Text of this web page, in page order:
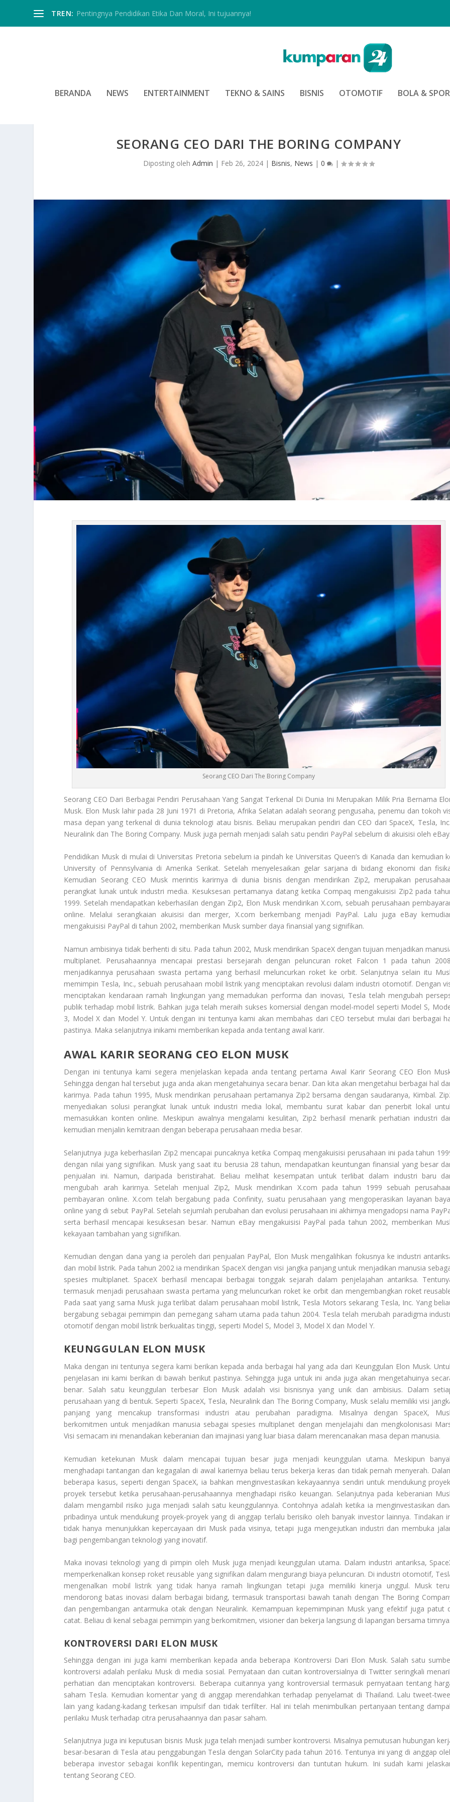
TREN: Pentingnya Pendidikan Etika Dan Moral, Ini tujuannya!
BERANDA NEWS ENTERTAINMENT TEKNO & SAINS BISNIS OTOMOTIF BOLA &
SEORANG CEO DARI THE BORING COMPANY
Diposting oleh Admin | Feb 26, 2024| Bisnis, News | 0 |
Seorang CEO Dari The Boring Company
Seorang CEO Dari Berbagai Pendiri Perusahaan Yang Sangat Terkenal Di Dunia Ini Merupakan Milik Pria Bernama
Musk. Elon Musk lahir pada 28 Juni 1971 di Pretoria, Afrika Selatan adalah seorang pengusaha, penemu dan tokoh
masa depan yang terkenal di dunia teknologi atau bisnis. Beliau merupakan pendiri dan CEO dari SpaceX, Tesla,
Neuralink dan The Boring Company. Musk juga pernah menjadi salah satu pendiri PayPal sebelum di akuisisi oleh eBay.
Pendidikan Musk di mulai di Universitas Pretoria sebelum ia pindah ke Universitas Queen’s di Kanada dan kemudian
University of Pennsylvania di Amerika Serikat. Setelah menyelesaikan gelar sarjana di bidang ekonomi dan
Kemudian Seorang CEO Musk merintis karirnya di dunia bisnis dengan mendirikan Zip2, merupakan
perangkat lunak untuk industri media. Kesuksesan pertamanya datang ketika Compaq mengakuisisi Zip2 pada
1999. Setelah mendapatkan keberhasilan dengan Zip2, Elon Musk mendirikan X.com, sebuah perusahaan
online. Melalui serangkaian akuisisi dan merger, X.com berkembang menjadi PayPal. Lalu juga eBay
mengakuisisi PayPal di tahun 2002, memberikan Musk sumber daya finansial yang signifikan.
Namun ambisinya tidak berhenti di situ. Pada tahun 2002, Musk mendirikan SpaceX dengan tujuan menjadikan
multiplanet. Perusahaannya mencapai prestasi bersejarah dengan peluncuran roket Falcon 1 pada tahun
menjadikannya perusahaan swasta pertama yang berhasil meluncurkan roket ke orbit. Selanjutnya selain itu
memimpin Tesla, Inc., sebuah perusahaan mobil listrik yang menciptakan revolusi dalam industri otomotif. Dengan
menciptakan kendaraan ramah lingkungan yang memadukan performa dan inovasi, Tesla telah mengubah
publik terhadap mobil listrik. Bahkan juga telah meraih sukses komersial dengan model-model seperti Model S,
3, Model X dan Model Y. Untuk dengan ini tentunya kami akan membahas dari CEO tersebut mulai dari berbagai
pastinya. Maka selanjutnya inikami memberikan kepada anda tentang awal karir.
AWAL KARIR SEORANG CEO ELON MUSK
Dengan ini tentunya kami segera menjelaskan kepada anda tentang pertama Awal Karir Seorang CEO Elon
Sehingga dengan hal tersebut juga anda akan mengetahuinya secara benar. Dan kita akan mengetahui berbagai hal
karirnya. Pada tahun 1995, Musk mendirikan perusahaan pertamanya Zip2 bersama dengan saudaranya, Kimbal.
menyediakan solusi perangkat lunak untuk industri media lokal, membantu surat kabar dan penerbit lokal
memasukkan konten online. Meskipun awalnya mengalami kesulitan, Zip2 berhasil menarik perhatian industri
kemudian menjalin kemitraan dengan beberapa perusahaan media besar.
Selanjutnya juga keberhasilan Zip2 mencapai puncaknya ketika Compaq mengakuisisi perusahaan ini pada tahun
dengan nilai yang signifikan. Musk yang saat itu berusia 28 tahun, mendapatkan keuntungan finansial yang besar
penjualan ini. Namun, daripada beristirahat. Beliau melihat kesempatan untuk terlibat dalam industri baru
mengubah arah karirnya. Setelah menjual Zip2, Musk mendirikan X.com pada tahun 1999 sebuah
pembayaran online. X.com telah bergabung pada Confinity, suatu perusahaan yang mengoperasikan layanan
online yang di sebut PayPal. Setelah sejumlah perubahan dan evolusi perusahaan ini akhirnya mengadopsi nama
serta berhasil mencapai kesuksesan besar. Namun eBay mengakuisisi PayPal pada tahun 2002, memberikan
kekayaan tambahan yang signifikan.
Kemudian dengan dana yang ia peroleh dari penjualan PayPal, Elon Musk mengalihkan fokusnya ke industri
dan mobil listrik. Pada tahun 2002 ia mendirikan SpaceX dengan visi jangka panjang untuk menjadikan manusia
spesies multiplanet. SpaceX berhasil mencapai berbagai tonggak sejarah dalam penjelajahan antariksa.
termasuk menjadi perusahaan swasta pertama yang meluncurkan roket ke orbit dan mengembangkan roket
Pada saat yang sama Musk juga terlibat dalam perusahaan mobil listrik, Tesla Motors sekarang Tesla, Inc. Yang
bergabung sebagai pemimpin dan pemegang saham utama pada tahun 2004. Tesla telah merubah paradigma
otomotif dengan mobil listrik berkualitas tinggi, seperti Model S, Model 3, Model X dan Model Y.
KEUNGGULAN ELON MUSK
Maka dengan ini tentunya segera kami berikan kepada anda berbagai hal yang ada dari Keunggulan Elon Musk.
penjelasan ini kami berikan di bawah berikut pastinya. Sehingga juga untuk ini anda juga akan mengetahuinya
benar. Salah satu keunggulan terbesar Elon Musk adalah visi bisnisnya yang unik dan ambisius. Dalam
perusahaan yang di bentuk. Seperti SpaceX, Tesla, Neuralink dan The Boring Company, Musk selalu memiliki visi
panjang yang mencakup transformasi industri atau perubahan paradigma. Misalnya dengan SpaceX,
berkomitmen untuk menjadikan manusia sebagai spesies multiplanet dengan menjelajahi dan mengkolonisasi
Visi semacam ini menandakan keberanian dan imajinasi yang luar biasa dalam merencanakan masa depan manusia.
Kemudian ketekunan Musk dalam mencapai tujuan besar juga menjadi keunggulan utama. Meskipun
menghadapi tantangan dan kegagalan di awal kariernya beliau terus bekerja keras dan tidak pernah menyerah.
beberapa kasus, seperti dengan SpaceX, ia bahkan menginvestasikan kekayaannya sendiri untuk mendukung
proyek tersebut ketika perusahaan-perusahaannya menghadapi risiko keuangan. Selanjutnya pada keberanian
dalam mengambil risiko juga menjadi salah satu keunggulannya. Contohnya adalah ketika ia menginvestasikan
pribadinya untuk mendukung proyek-proyek yang di anggap terlalu berisiko oleh banyak investor lainnya. Tindakan
tidak hanya menunjukkan kepercayaan diri Musk pada visinya, tetapi juga mengejutkan industri dan membuka
bagi pengembangan teknologi yang inovatif.
Maka inovasi teknologi yang di pimpin oleh Musk juga menjadi keunggulan utama. Dalam industri antariksa,
memperkenalkan konsep roket reusable yang signifikan dalam mengurangi biaya peluncuran. Di industri otomotif,
mengenalkan mobil listrik yang tidak hanya ramah lingkungan tetapi juga memiliki kinerja unggul. Musk
mendorong batas inovasi dalam berbagai bidang, termasuk transportasi bawah tanah dengan The Boring
dan pengembangan antarmuka otak dengan Neuralink. Kemampuan kepemimpinan Musk yang efektif juga patut
catat. Beliau di kenal sebagai pemimpin yang berkomitmen, visioner dan bekerja langsung di lapangan bersama timnya.
KONTROVERSI DARI ELON MUSK
Sehingga dengan ini juga kami memberikan kepada anda beberapa Kontroversi Dari Elon Musk. Salah satu
kontroversi adalah perilaku Musk di media sosial. Pernyataan dan cuitan kontroversialnya di Twitter seringkali
perhatian dan menciptakan kontroversi. Beberapa cuitannya yang kontroversial termasuk pernyataan tentang
saham Tesla. Kemudian komentar yang di anggap merendahkan terhadap penyelamat di Thailand. Lalu tweet-
lain yang kadang-kadang terkesan impulsif dan tidak terfilter. Hal ini telah menimbulkan pertanyaan tentang
perilaku Musk terhadap citra perusahaannya dan pasar saham.
Selanjutnya juga ini keputusan bisnis Musk juga telah menjadi sumber kontroversi. Misalnya pemutusan hubungan
besar-besaran di Tesla atau penggabungan Tesla dengan SolarCity pada tahun 2016. Tentunya ini yang di anggap
beberapa investor sebagai konflik kepentingan, memicu kontroversi dan tuntutan hukum. Ini sudah kami
tentang Seorang CEO.